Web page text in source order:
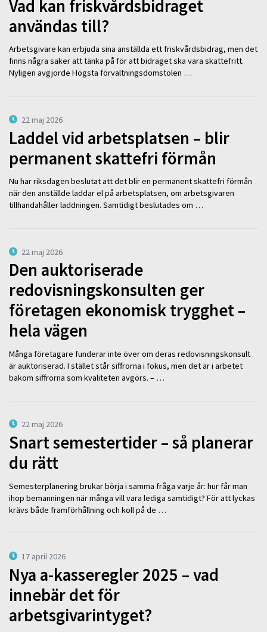
Vad kan friskvårdsbidraget
användas till?
Arbetsgivare kan erbjuda sina anställda ett friskvårdsbidrag, men det
finns några saker att tänka på för att bidraget ska vara skattefritt.
Nyligen avgjorde Högsta förvaltningsdomstolen …
22 maj 2026
Laddel vid arbetsplatsen – blir
permanent skattefri förmån
Nu har riksdagen beslutat att det blir en permanent skattefri förmån
när den anställde laddar el på arbetsplatsen, om arbetsgivaren
tillhandahåller laddningen. Samtidigt beslutades om …
22 maj 2026
Den auktoriserade
redovisningskonsulten ger
företagen ekonomisk trygghet –
hela vägen
Många företagare funderar inte över om deras redovisningskonsult
är auktoriserad. I stället står siffrorna i fokus, men det är i arbetet
bakom siffrorna som kvaliteten avgörs. – …
22 maj 2026
Snart semestertider – så planerar
du rätt
Semesterplanering brukar börja i samma fråga varje år: hur får man
ihop bemanningen när många vill vara lediga samtidigt? För att lyckas
krävs både framförhållning och koll på de …
17 april 2026
Nya a-kasseregler 2025 – vad
innebär det för
arbetsgivarintyget?